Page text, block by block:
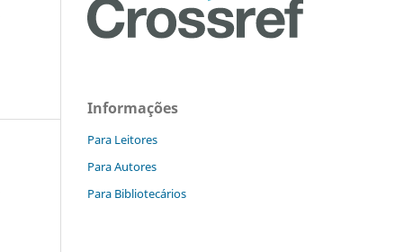
Informações
Para Leitores
Para Autores
Para Bibliotecários